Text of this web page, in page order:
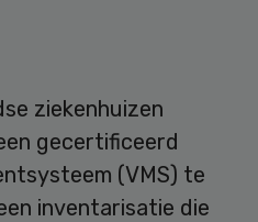
ziekenhuizen
gecertificeerd
(VMS) te
inventarisatie die